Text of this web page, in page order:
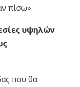
πίσω».
υψηλών
που θα